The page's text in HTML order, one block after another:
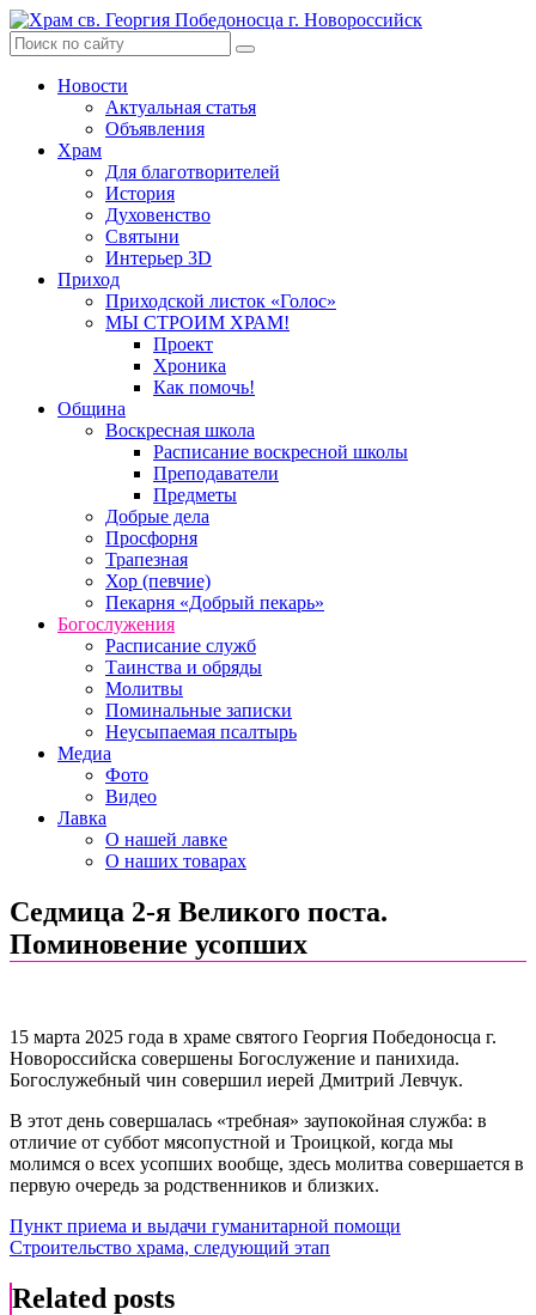
Skip
to
content
Новости
Актуальная статья
Объявления
Храм
Для благотворителей
История
Духовенство
Святыни
Интерьер 3D
Приход
Приходской листок «Голос»
МЫ СТРОИМ ХРАМ!
Проект
Хроника
Как помочь!
Община
Воскресная школа
Расписание воскресной школы
Преподаватели
Предметы
Добрые дела
Просфорня
Трапезная
Хор (певчие)
Пекарня «Добрый пекарь»
Богослужения
Расписание служб
Таинства и обряды
Молитвы
Поминальные записки
Неусыпаемая псалтырь
Медиа
Фото
Видео
Лавка
О нашей лавке
О наших товарах
Седмица 2-я Великого поста.
Поминовение усопших
15 марта 2025 года в храме святого Георгия Победоносца г.
Новороссийска совершены Богослужение и панихида.
Богослужебный чин совершил иерей Дмитрий Левчук.
В этот день совершалась «требная» заупокойная служба: в
отличие от суббот мясопустной и Троицкой, когда мы
молимся о всех усопших вообще, здесь молитва совершается в
первую очередь за родственников и близких.
Навигация
по
записям
Пункт приема и выдачи гуманитарной помощи
Строительство храма, следующий этап
Related posts